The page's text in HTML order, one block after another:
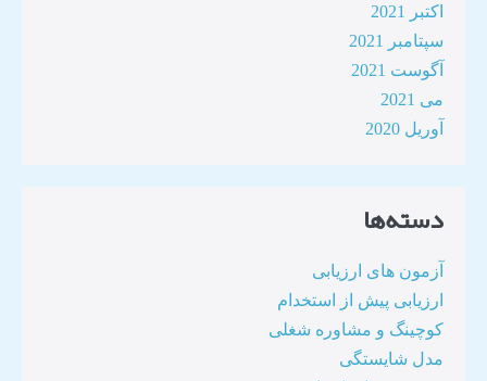
اکتبر 2021
سپتامبر 2021
آگوست 2021
می 2021
آوریل 2020
دسته‌ها
آزمون های ارزیابی
ارزیابی پیش از استخدام
کوچینگ و مشاوره شغلی
مدل شایستگی